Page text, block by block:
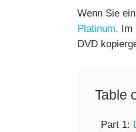
Wenn Sie
Platinum. Im
DVD
Table
Part 1: